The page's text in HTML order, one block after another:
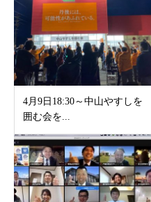
4月9日18:30～中山やすしを
囲む会を...